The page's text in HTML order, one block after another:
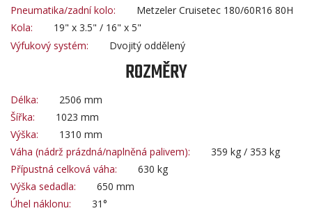
Pneumatika/zadní kolo:
Metzeler Cruisetec 180/60R16 80H
Kola:
19" x 3.5" / 16" x 5"
Výfukový systém:
Dvojitý oddělený
ROZMĚRY
Délka:
2506 mm
Šířka:
1023 mm
Výška:
1310 mm
Váha (nádrž prázdná/naplněná palivem):
359 kg / 353 kg
Přípustná celková váha:
630 kg
Výška sedadla:
650 mm
Úhel náklonu:
31°